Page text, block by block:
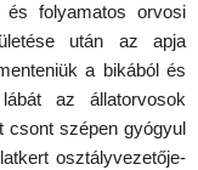
és folyamatos orvosi
után az apja
a bikából és
az állatorvosok
csont szépen gyógyul
osztályvezetője-